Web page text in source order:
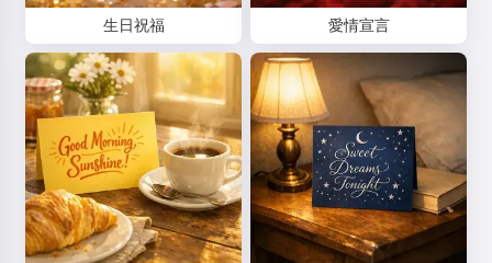
生日祝福 愛情宣言